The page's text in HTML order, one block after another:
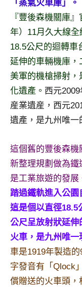
旅
遊
書
者、
各
發
表
會
及
活
主
持、
學
校
企
業
講
座、
部
落
客
及
「蒸氣火車庫」。
『豐後森機關庫
年）11月久大線
18.5公尺的迴轉車
延伸的車輛機庫
美軍的機槍掃射
化遺產。 西元
産業遺産，西元
遺產，是九州唯一
這個舊的豐後森機
新整理規劃做為
是工業旅遊的發展
踏過鐵軌進入公園
這是個以直徑18.5
公尺呈放射狀延伸
火車，是九州唯一
車是1919年製造
字發音有「Qlock
償贈送的火車頭，